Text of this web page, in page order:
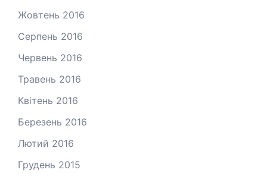
Жовтень 2016
Серпень 2016
Червень 2016
Травень 2016
Квітень 2016
Березень 2016
Лютий 2016
Грудень 2015